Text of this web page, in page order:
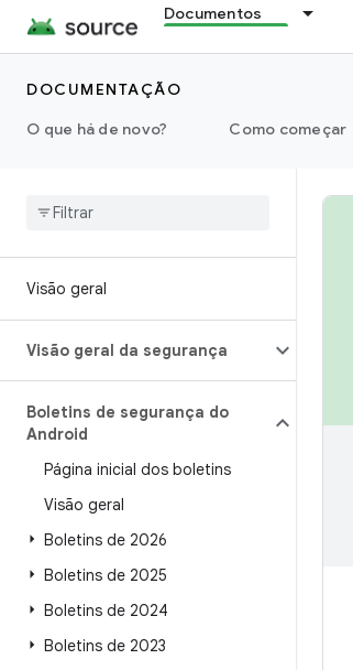
Documentos
DOCUMENTAÇÃO
O que há de novo?
Como começar
Visão geral
Visão geral da segurança
Boletins de segurança do
Android
Página inicial dos boletins
Visão geral
Boletins de 2026
Boletins de 2025
Boletins de 2024
Boletins de 2023